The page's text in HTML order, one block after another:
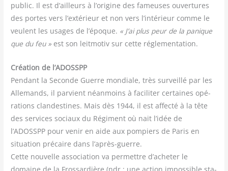
public. Il est d’ailleurs à l’o­ri­gine des fameuses ouver­tures
des portes vers l’extérieur et non vers l’intérieur comme le
veulent les usages de l’époque. « J’ai plus peur de la panique
que du feu » est son leit­mo­tiv sur cette réglementation.
Création de l’ADOSSPP
Pen­dant la Seconde Guerre mon­diale, très sur­veillé par les
Alle­mands, il par­vient néan­moins à faci­li­ter cer­taines opé­
ra­tions clan­des­tines. Mais dès 1944, il est affec­té à la tête
des ser­vices sociaux du Régi­ment où nait l’idée de
l’ADOSSPP pour venir en aide aux pom­piers de Paris en
situa­tion pré­caire dans l’après-guerre.
Cette nou­velle asso­cia­tion va per­mettre d’acheter le